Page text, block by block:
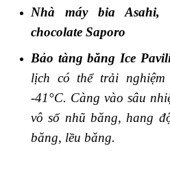
Nhà máy bia Asahi,
chocolate Saporo
Bảo tàng băng Ice
lịch có thể trải
-41°C. Càng vào sâu
vô số nhũ băng, hang
băng, lều băng.